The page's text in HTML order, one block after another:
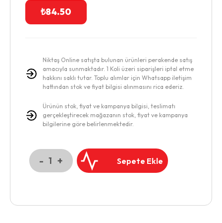
₺84.50
Niktaş Online satışta bulunan ürünleri perakende satış
amacıyla sunmaktadır. 1 Koli üzeri siparişleri iptal etme
hakkını saklı tutar. Toplu alımlar için Whatsapp iletişim
hattından stok ve fiyat bilgisi alınmasını rica ederiz.
Ürünün stok, fiyat ve kampanya bilgisi, teslimatı
gerçekleştirecek mağazanın stok, fiyat ve kampanya
bilgilerine göre belirlenmektedir.
- 1 + Sepete Ekle